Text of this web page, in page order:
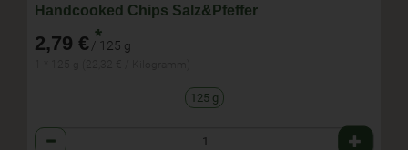
Handcooked Chips Salz&Pfeffer
2,79 € *
/ 125 g
125 g
Anzahl